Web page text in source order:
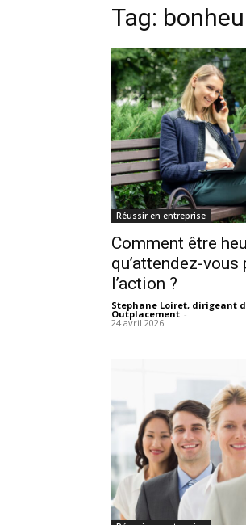
Tag:
Réussir en entreprise
Comment être
qu’attendez-vous
l’action ?
Stephane Loiret, dirigeant
Outplacement -
24 avril 2026